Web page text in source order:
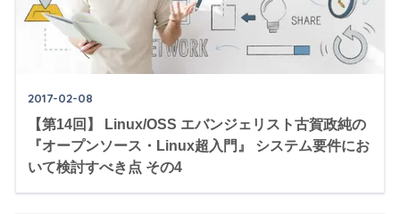
2017-02-08
【第14回】 Linux/OSS エバンジェリスト古賀政純の
『オープンソース・Linux超入門』 システム要件にお
いて検討すべき点 その4